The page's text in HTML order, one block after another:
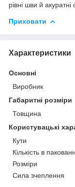
рівні шви й
Приховати
Характеристики
Основні
Виробник
Габаритні розміри
Товщина
Користувацькі
Кути
Кількість в
Розміри
Сила зчеплення